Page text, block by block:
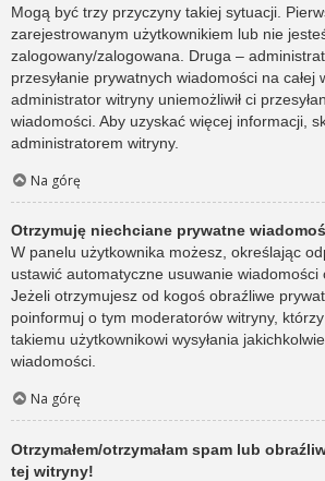
Mogą być trzy przyczyny takiej sytuacji.
zarejestrowanym użytkownikiem lub nie
zalogowany/zalogowana. Druga –
przesyłanie prywatnych wiadomości na całej
administrator witryny uniemożliwił ci
wiadomości. Aby uzyskać więcej informacji,
administratorem witryny.
Na górę
Otrzymuję niechciane prywatne
W panelu użytkownika możesz, określając
ustawić automatyczne usuwanie wiadomości
Jeżeli otrzymujesz od kogoś obraźliwe
poinformuj o tym moderatorów witryny,
takiemu użytkownikowi wysyłania
wiadomości.
Na górę
Otrzymałem/otrzymałam spam lub
tej witryny!